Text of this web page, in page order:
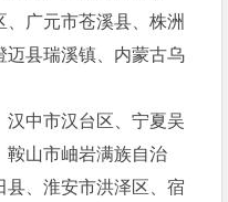
广元市苍溪县、株洲
迈县瑞溪镇、内蒙古乌
汉中市汉台区、宁夏吴
鞍山市岫岩满族自治
县、淮安市洪泽区、宿